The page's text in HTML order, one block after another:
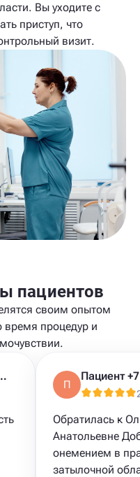
Вы уходите с
приступ, что
визит.
пациентов
своим опытом
процедур и
75XXXXX
П
Обратилась к
Анатольевне
онемением в
затылочной